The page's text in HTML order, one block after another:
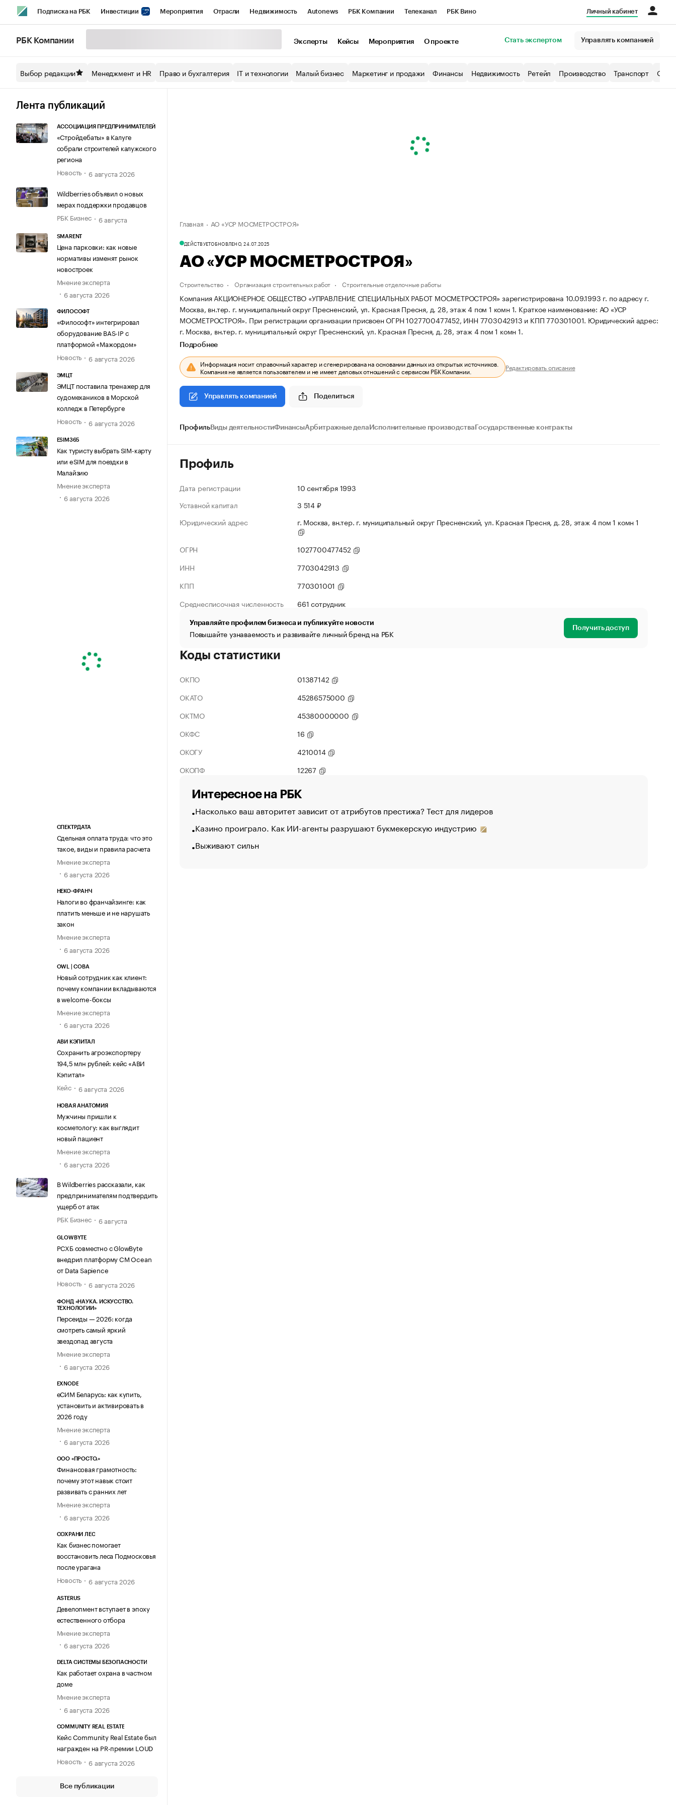
Подписка на РБК Инвестиции Мероприятия Отрасли Недвижимость Autonews РБК Компании Телеканал РБК Вино
Спецпроекты СПб Конференции СПб Спецпроекты Экономика Бизнес
Технологии и медиа
Личный кабинет
РБК Компании Эксперты Кейсы Мероприятия О проекте Стать экспертом Управлять компанией
Выбор редакции Менеджмент и HR Право и бухгалтерия IT и технологии Малый бизнес Маркетинг и продажи Финансы Недвижимость Ретейл Производство Транспорт
Лента публикаций
АССОЦИАЦИЯ ПРЕДПРИНИМАТЕЛЕЙ
«Стройдебаты» в Калуге
собрали строителей калужского
региона
Новость
6 августа 2026
Wildberries объявил о новых
мерах поддержки продавцов
РБК Бизнес
6 августа
SMARENT
Цена парковки: как новые
нормативы изменят рынок
новостроек
Мнение эксперта
6 августа 2026
ФИЛОСОФТ
«Философт» интегрировал
оборудование BAS-IP с
платформой «Мажордом»
Новость
6 августа 2026
ЭМЦТ
ЭМЦТ поставила тренажер для
судомехаников в Морской
колледж в Петербурге
Новость
6 августа 2026
ESIM365
Как туристу выбрать SIM-карту
или eSIM для поездки в
Малайзию
Мнение эксперта
6 августа 2026
СПЕКТРДАТА
Сдельная оплата труда: что это
такое, виды и правила расчета
Мнение эксперта
6 августа 2026
НЕКО-ФРАНЧ
Налоги во франчайзинге: как
платить меньше и не нарушать
закон
Мнение эксперта
6 августа 2026
OWL | СОВА
Новый сотрудник как клиент:
почему компании вкладываются
в welcome-боксы
Мнение эксперта
6 августа 2026
АВИ КЭПИТАЛ
Сохранить агроэкспортеру
194,5 млн рублей: кейс «АВИ
Кэпитал»
Кейс
6 августа 2026
НОВАЯ АНАТОМИЯ
Мужчины пришли к
косметологу: как выглядит
новый пациент
Мнение эксперта
6 августа 2026
В Wildberries рассказали, как
предпринимателям подтвердить
ущерб от атак
РБК Бизнес
6 августа
GLOWBYTE
РСХБ совместно с GlowByte
внедрил платформу CM Ocean
от Data Sapience
Новость
6 августа 2026
ФОНД «НАУКА. ИСКУССТВО.
ТЕХНОЛОГИИ»
Персеиды — 2026: когда
смотреть самый яркий
звездопад августа
Мнение эксперта
6 августа 2026
EXNODE
еСИМ Беларусь: как купить,
установить и активировать в
2026 году
Мнение эксперта
6 августа 2026
ООО «ПРОСТО.»
Финансовая грамотность:
почему этот навык стоит
развивать с ранних лет
Мнение эксперта
6 августа 2026
СОХРАНИ ЛЕС
Как бизнес помогает
восстановить леса Подмосковья
после урагана
Новость
6 августа 2026
ASTERUS
Девелопмент вступает в эпоху
естественного отбора
Мнение эксперта
6 августа 2026
DELTA СИСТЕМЫ БЕЗОПАСНОСТИ
Как работает охрана в частном
доме
Мнение эксперта
6 августа 2026
COMMUNITY REAL ESTATE
Кейс Community Real Estate был
награжден на PR-премии LOUD
Новость
6 августа 2026
Все публикации
Главная АО «УСР МОСМЕТРОСТРОЯ»
ДЕЙСТВУЕТОБНОВЛЕНО, 24.07.2025
АО «УСР МОСМЕТРОСТРОЯ»
Строительство Организация строительных работ Строительные отделочные работы
Компания АКЦИОНЕРНОЕ ОБЩЕСТВО «УПРАВЛЕНИЕ СПЕЦИАЛЬНЫХ РАБОТ МОСМЕТРОСТРОЯ» зарегистрирована 10.09.1993 г. по адресу г.
Москва, вн.тер. г. муниципальный округ Пресненский, ул. Красная Пресня, д. 28, этаж 4 пом 1 комн 1. Краткое наименование: АО «УСР
МОСМЕТРОСТРОЯ». При регистрации организации присвоен ОГРН 1027700477452, ИНН 7703042913 и КПП 770301001. Юридический адрес:
г. Москва, вн.тер. г. муниципальный округ Пресненский, ул. Красная Пресня, д. 28, этаж 4 пом 1 комн 1.
Подробнее
Информация носит справочный характер и сгенерирована на основании данных из открытых источников.
Компания не является пользователем и не имеет деловых отношений с сервисом РБК Компании. Редактировать описание
Управлять компанией Поделиться
ПрофильВиды деятельностиФинансыАрбитражные дела Исполнительные производства Государственные контракты
Профиль
Дата регистрации
10 сентября 1993
Уставной капитал
3 514 ₽
Юридический адрес
г. Москва, вн.тер. г. муниципальный округ Пресненский, ул. Красная Пресня, д. 28, этаж 4 пом 1 комн 1
ОГРН
1027700477452
ИНН
7703042913
КПП
770301001
Среднесписочная численность
661 сотрудник
Управляйте профилем бизнеса и публикуйте новости
Повышайте узнаваемость и развивайте личный бренд на РБК Получить доступ
Коды статистики
ОКПО
01387142
ОКАТО
45286575000
ОКТМО
45380000000
ОКФС
16
ОКОГУ
4210014
ОКОПФ
12267
Интересное на РБК
Насколько ваш авторитет зависит от атрибутов престижа? Тест для лидеров
Казино проиграло. Как ИИ-агенты разрушают букмекерскую индустрию
Выживают сильн